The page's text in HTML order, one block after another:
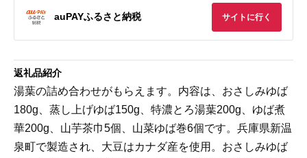
auPAYふるさと納税 サイトに行く
返礼品紹介
湯葉の詰め合わせがもらえます。内容は、おさしみゆば
180g、蒸し上げゆば150g、特濃とろ湯葉200g、ゆば煮
華200g、山芋茶巾5個、山菜ゆば巻6個です。兵庫県新温
泉町で製造され、大豆はカナダ産を使用。おさしみゆば